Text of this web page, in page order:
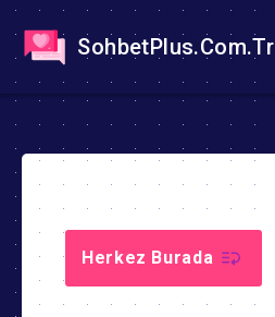
SohbetPlus.Com.Tr
Herkez Burada